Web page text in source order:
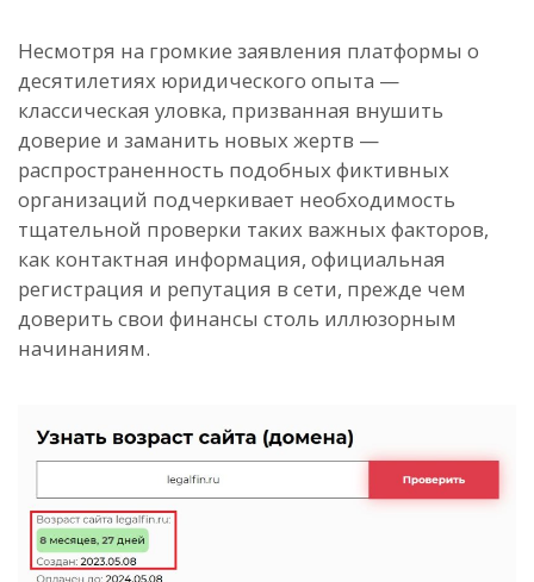
Несмотря на громкие заявления платформы о
десятилетиях юридического опыта —
классическая уловка, призванная внушить
доверие и заманить новых жертв —
распространенность подобных фиктивных
организаций подчеркивает необходимость
тщательной проверки таких важных факторов,
как контактная информация, официальная
регистрация и репутация в сети, прежде чем
доверить свои финансы столь иллюзорным
начинаниям.